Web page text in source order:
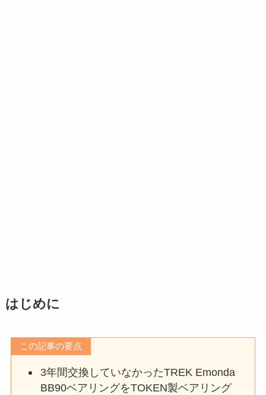
はじめに
この記事の要点
3年間交換していなかったTREK Emonda
BB90ベアリングをTOKEN製ベアリング